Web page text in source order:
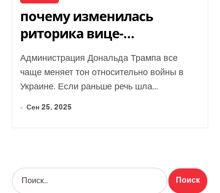
почему изменилась
риторика вице-
президента США
Администрация Дональда Трампа все
чаще меняет тон относительно войны в
Украине. Если раньше речь шла...
Сен 25, 2025
Н
а